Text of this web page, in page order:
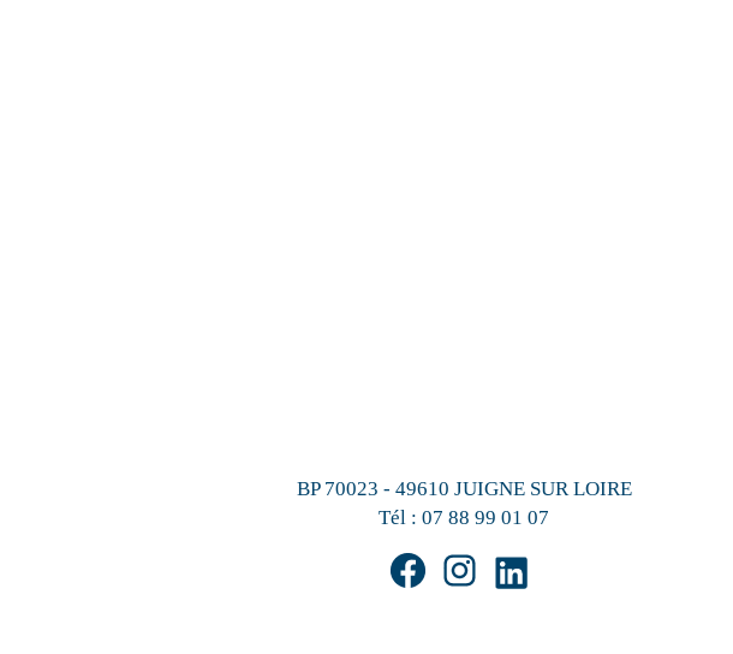
BP 70023 - 49610 JUIGNE SUR LOIRE
Tél : 07 88 99 01 07